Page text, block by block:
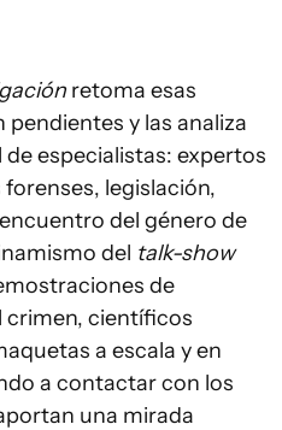
retoma esas
y las analiza
especialistas: expertos
legislación,
del género de
del talk-show
de
crimen, científicos
a escala y en
a contactar con los
una mirada